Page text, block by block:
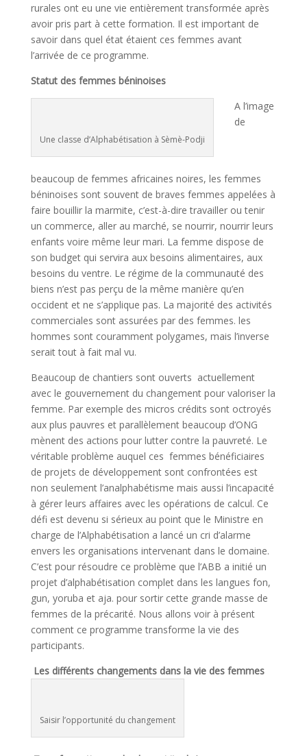
rurales ont eu une vie entièrement transformée après
avoir pris part à cette formation. Il est important de
savoir dans quel état étaient ces femmes avant
l’arrivée de ce programme.
Statut des femmes béninoises
Une classe d’Alphabétisation à Sèmè-Podji
A l’image
de
beaucoup de femmes africaines noires, les femmes
béninoises sont souvent de braves femmes appelées à
faire bouillir la marmite, c’est-à-dire travailler ou tenir
un commerce, aller au marché, se nourrir, nourrir leurs
enfants voire même leur mari. La femme dispose de
son budget qui servira aux besoins alimentaires, aux
besoins du ventre. Le régime de la communauté des
biens n’est pas perçu de la même manière qu’en
occident et ne s’applique pas. La majorité des activités
commerciales sont assurées par des femmes. les
hommes sont couramment polygames, mais l’inverse
serait tout à fait mal vu.
Beaucoup de chantiers sont ouverts actuellement
avec le gouvernement du changement pour valoriser la
femme. Par exemple des micros crédits sont octroyés
aux plus pauvres et parallèlement beaucoup d’ONG
mènent des actions pour lutter contre la pauvreté. Le
véritable problème auquel ces femmes bénéficiaires
de projets de développement sont confrontées est
non seulement l’analphabétisme mais aussi l’incapacité
à gérer leurs affaires avec les opérations de calcul. Ce
défi est devenu si sérieux au point que le Ministre en
charge de l’Alphabétisation a lancé un cri d’alarme
envers les organisations intervenant dans le domaine.
C’est pour résoudre ce problème que l’ABB a initié un
projet d’alphabétisation complet dans les langues fon,
gun, yoruba et aja. pour sortir cette grande masse de
femmes de la précarité. Nous allons voir à présent
comment ce programme transforme la vie des
participants.
Les différents changements dans la vie des femmes
Saisir l’opportunité du changement